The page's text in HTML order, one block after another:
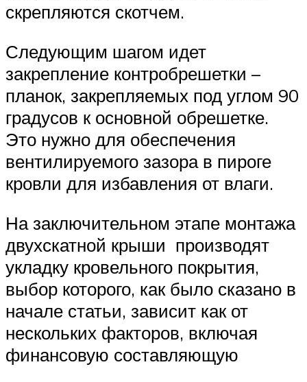
скрепляются скотчем.
Следующим шагом идет
закрепление контробрешетки –
планок, закрепляемых под углом 90
градусов к основной обрешетке.
Это нужно для обеспечения
вентилируемого зазора в пироге
кровли для избавления от влаги.
На заключительном этапе монтажа
двухскатной крыши производят
укладку кровельного покрытия,
выбор которого, как было сказано в
начале статьи, зависит как от
нескольких факторов, включая
финансовую составляющую